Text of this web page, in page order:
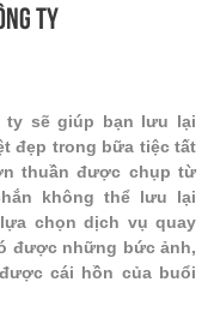
ty
ty sẽ giúp bạn lưu lại
đẹp trong bữa tiệc tất
thuần được chụp từ
không thể lưu lại
chọn dịch vụ quay
được những bức ảnh,
cái hồn của buổi